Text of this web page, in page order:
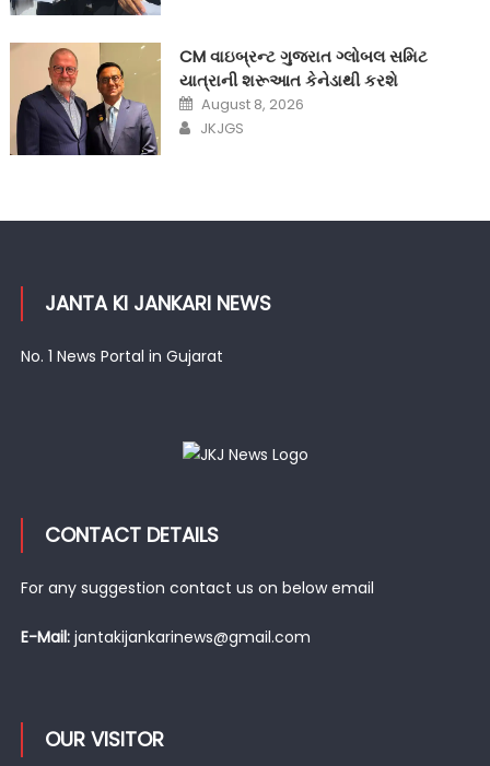
CM વાઇબ્રન્ટ ગુજરાત ગ્લોબલ સમિટ
યાત્રાની શરૂઆત કેનેડાથી કરશે
Posted
on
August 8, 2026
Author
JKJGS
JANTA KI JANKARI NEWS
No. 1 News Portal in Gujarat
CONTACT DETAILS
For any suggestion contact us on below email
E-Mail: jantakijankarinews@gmail.com
OUR VISITOR